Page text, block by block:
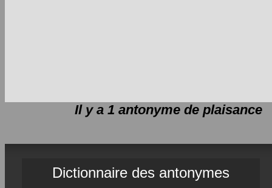
Il y a 1 antonyme de plaisance
Dictionnaire des antonymes